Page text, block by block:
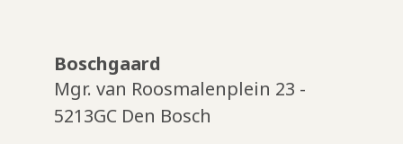
Boschgaard
Mgr. van Roosmalenplein 23 -
5213GC Den Bosch